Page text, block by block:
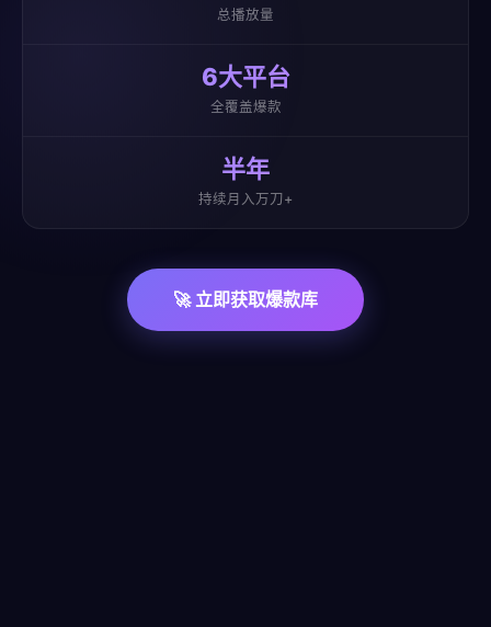
总播放量
6大平台
全覆盖爆款
半年
持续月入万刀+
🚀 立即获取爆款库